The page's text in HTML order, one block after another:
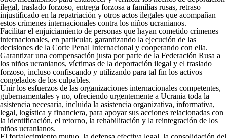
ilegal, traslado forzoso, entrega forzosa a familias rusas, retraso
injustificado en la repatriación y otros actos ilegales que acompañan
estos crímenes internacionales contra los niños ucranianos.
Facilitar el enjuiciamiento de personas que hayan cometido crímenes
internacionales, en particular, garantizando la ejecución de las
decisiones de la Corte Penal Internacional y cooperando con ella.
Garantizar una compensación justa por parte de la Federación Rusa a
los niños ucranianos, víctimas de la deportación ilegal y el traslado
forzoso, incluso confiscando y utilizando para tal fin los activos
congelados de los culpables.
Unir los esfuerzos de las organizaciones internacionales competentes,
gubernamentales y no, ofreciendo urgentemente a Ucrania toda la
asistencia necesaria, incluida la asistencia organizativa, informativa,
legal, logística y financiera, para apoyar sus acciones relacionadas con
la identificación, el retorno, la rehabilitación y la reintegración de los
niños ucranianos.